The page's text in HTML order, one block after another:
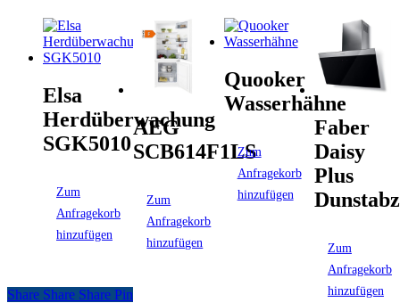
Zum
Anfragekorb
hinzufügen
Elsa
Herdüberwachung
SGK5010
Zum
Anfragekorb
hinzufügen
AEG
SCB614F1LS
Zum
Anfragekorb
hinzufügen
Quooker
Wasserhähne
Zum
Anfragekorb
hinzufügen
Faber
Daisy
Plus
Share
Share Share Share Pin